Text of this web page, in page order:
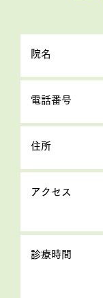
院名
電話番号
住所
アクセス
診療時間